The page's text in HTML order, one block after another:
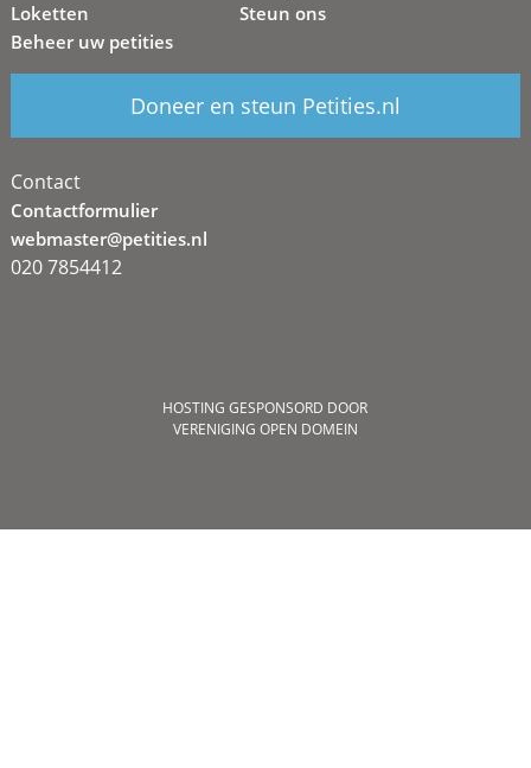
Loketten
Beheer uw petities
Steun ons
Doneer en steun Petities.nl
Contact
Contactformulier
webmaster@petities.nl
020 7854412
HOSTING GESPONSORD DOOR
VERENIGING OPEN DOMEIN